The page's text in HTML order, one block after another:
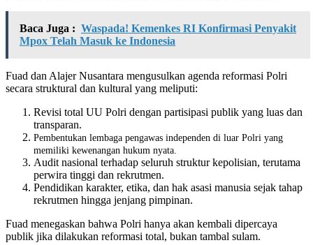
Baca Juga : Waspada! Kemenkes RI Konfirmasi Penyakit
Mpox Telah Masuk ke Indonesia
Fuad dan Alajer Nusantara mengusulkan agenda reformasi Polri
secara struktural dan kultural yang meliputi:
Revisi total UU Polri dengan partisipasi publik yang luas dan
transparan.
Pembentukan lembaga pengawas independen di luar Polri yang
memiliki kewenangan hukum nyata.
Audit nasional terhadap seluruh struktur kepolisian, terutama
perwira tinggi dan rekrutmen.
Pendidikan karakter, etika, dan hak asasi manusia sejak tahap
rekrutmen hingga jenjang pimpinan.
Fuad menegaskan bahwa Polri hanya akan kembali dipercaya
publik jika dilakukan reformasi total, bukan tambal sulam.